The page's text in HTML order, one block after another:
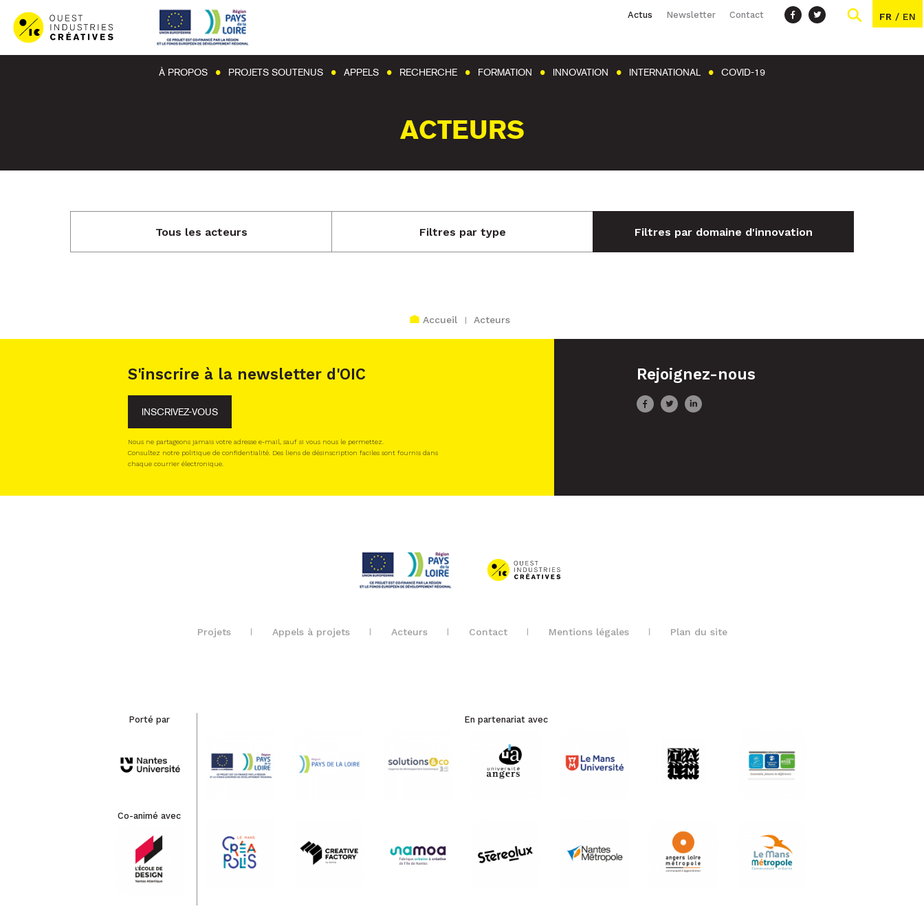
Actus Newsletter Contact FR / EN
À PROPOS PROJETS SOUTENUS APPELS RECHERCHE FORMATION INNOVATION INTERNATIONAL COVID-19
ACTEURS
Tous les acteurs Filtres par type Filtres par domaine d'innovation
Accueil Acteurs
S'inscrire à la newsletter d'OIC
INSCRIVEZ-VOUS
Nous ne partageons jamais votre adresse e-mail, sauf si vous nous le permettez.
Consultez notre politique de confidentialité. Des liens de désinscription faciles sont fournis dans
chaque courrier électronique.
Rejoignez-nous
Projets Appels à projets Acteurs Contact Mentions légales Plan du site
Porté par
Co-animé avec
En partenariat avec